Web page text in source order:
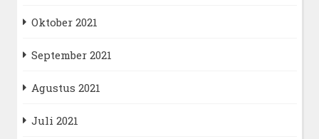
Oktober 2021
September 2021
Agustus 2021
Juli 2021